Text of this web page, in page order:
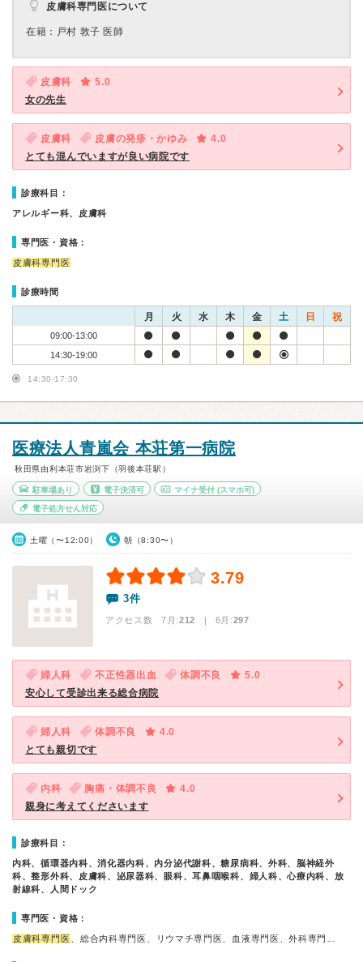
皮膚科専門医について
在籍：戸村 敦子 医師
皮膚科
5.0
女の先生
皮膚科 皮膚の発疹・かゆみ
4.0
とても混んでいますが良い病院です
診療科目：
アレルギー科、皮膚科
専門医・資格：
皮膚科専門医
診療時間
月 火 水 木 金 土 日 祝
09:00-13:00
14:30-19:00
14:30-17:30
医療法人青嵐会 本荘第一病院
秋田県由利本荘市岩渕下（羽後本荘駅）
駐車場あり 電子決済可 マイナ受付 (スマホ可)
電子処方せん対応
土曜（〜12:00） 朝（8:30〜）
3.79
3件
アクセス数 7月:212 | 6月:297
婦人科 不正性器出血 体調不良
5.0
安心して受診出来る総合病院
婦人科 体調不良
4.0
とても親切です
内科 胸痛・体調不良
4.0
親身に考えてくださいます
診療科目：
内科、循環器内科、消化器内科、内分泌代謝科、糖尿病科、外科、脳神経外
科、整形外科、皮膚科、泌尿器科、眼科、耳鼻咽喉科、婦人科、心療内科、放
射線科、人間ドック
専門医・資格：
皮膚科専門医 、総合内科専門医、リウマチ専門医、血液専門医、外科専門…